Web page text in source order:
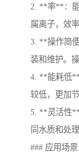
2. **率**：
属离子，效率
3. **操作简
装和维护。
4. **能耗低
较低，更加节
5. **灵活性
同水质和处
### 应用场景